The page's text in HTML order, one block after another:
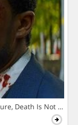
Death Is Not The